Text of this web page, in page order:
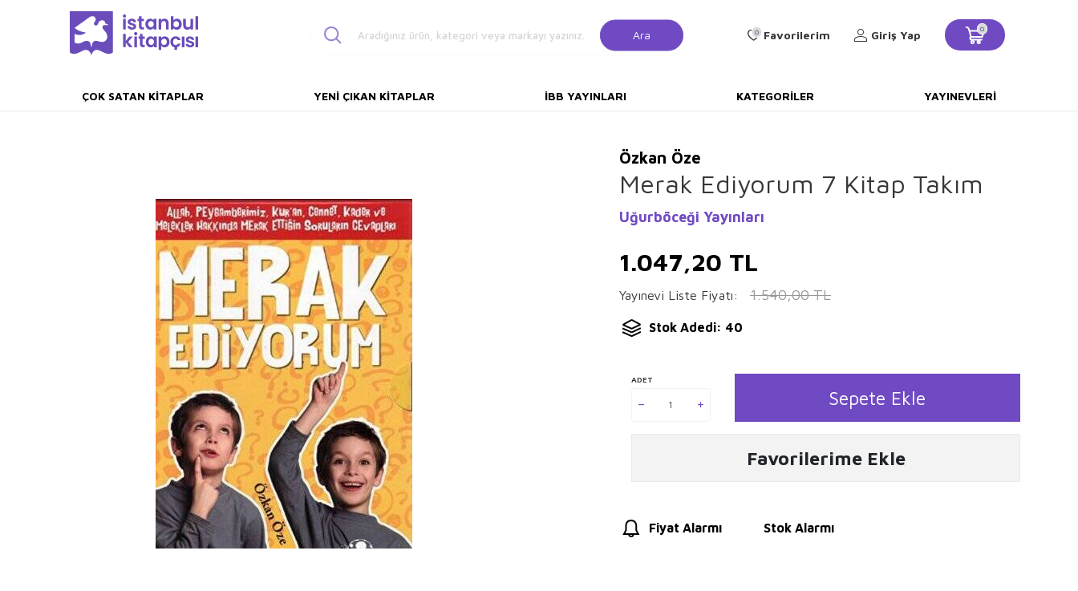
Ara 0 Favorilerim Giriş Yap 0
ÇOK SATAN KITAPLAR YENI ÇIKAN KITAPLAR İBB YAYINLARI KATEGORILER YAYINEVLERI
Özkan Öze
Merak Ediyorum 7 Kitap Takım
Uğurböceği Yayınları
1.047,20 TL
Yayınevi Liste Fiyatı: 1.540,00TL
Stok Adedi: 40
ADET
Sepete Ekle
Favorilerime Ekle
Fiyat Alarmı Stok Alarmı